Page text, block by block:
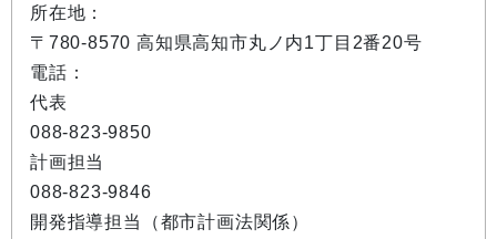
所在地：
〒780-8570 高知県高知市丸ノ内1丁目2番20号
電話：
代表
088-823-9850
計画担当
088-823-9846
開発指導担当（都市計画法関係）